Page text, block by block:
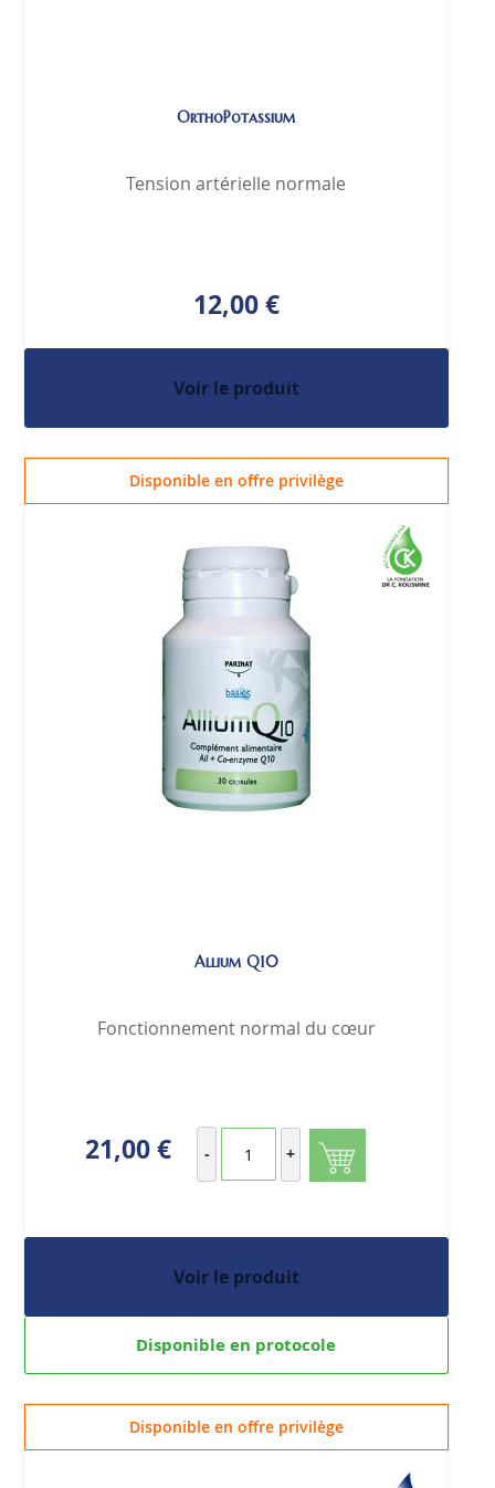
OrthoPotassium
Tension artérielle normale
12,00 €
Voir le produit
Disponible en offre privilège
Allium Q10
Fonctionnement normal du cœur
21,00 € - +
Voir le produit
Disponible en protocole
Disponible en offre privilège